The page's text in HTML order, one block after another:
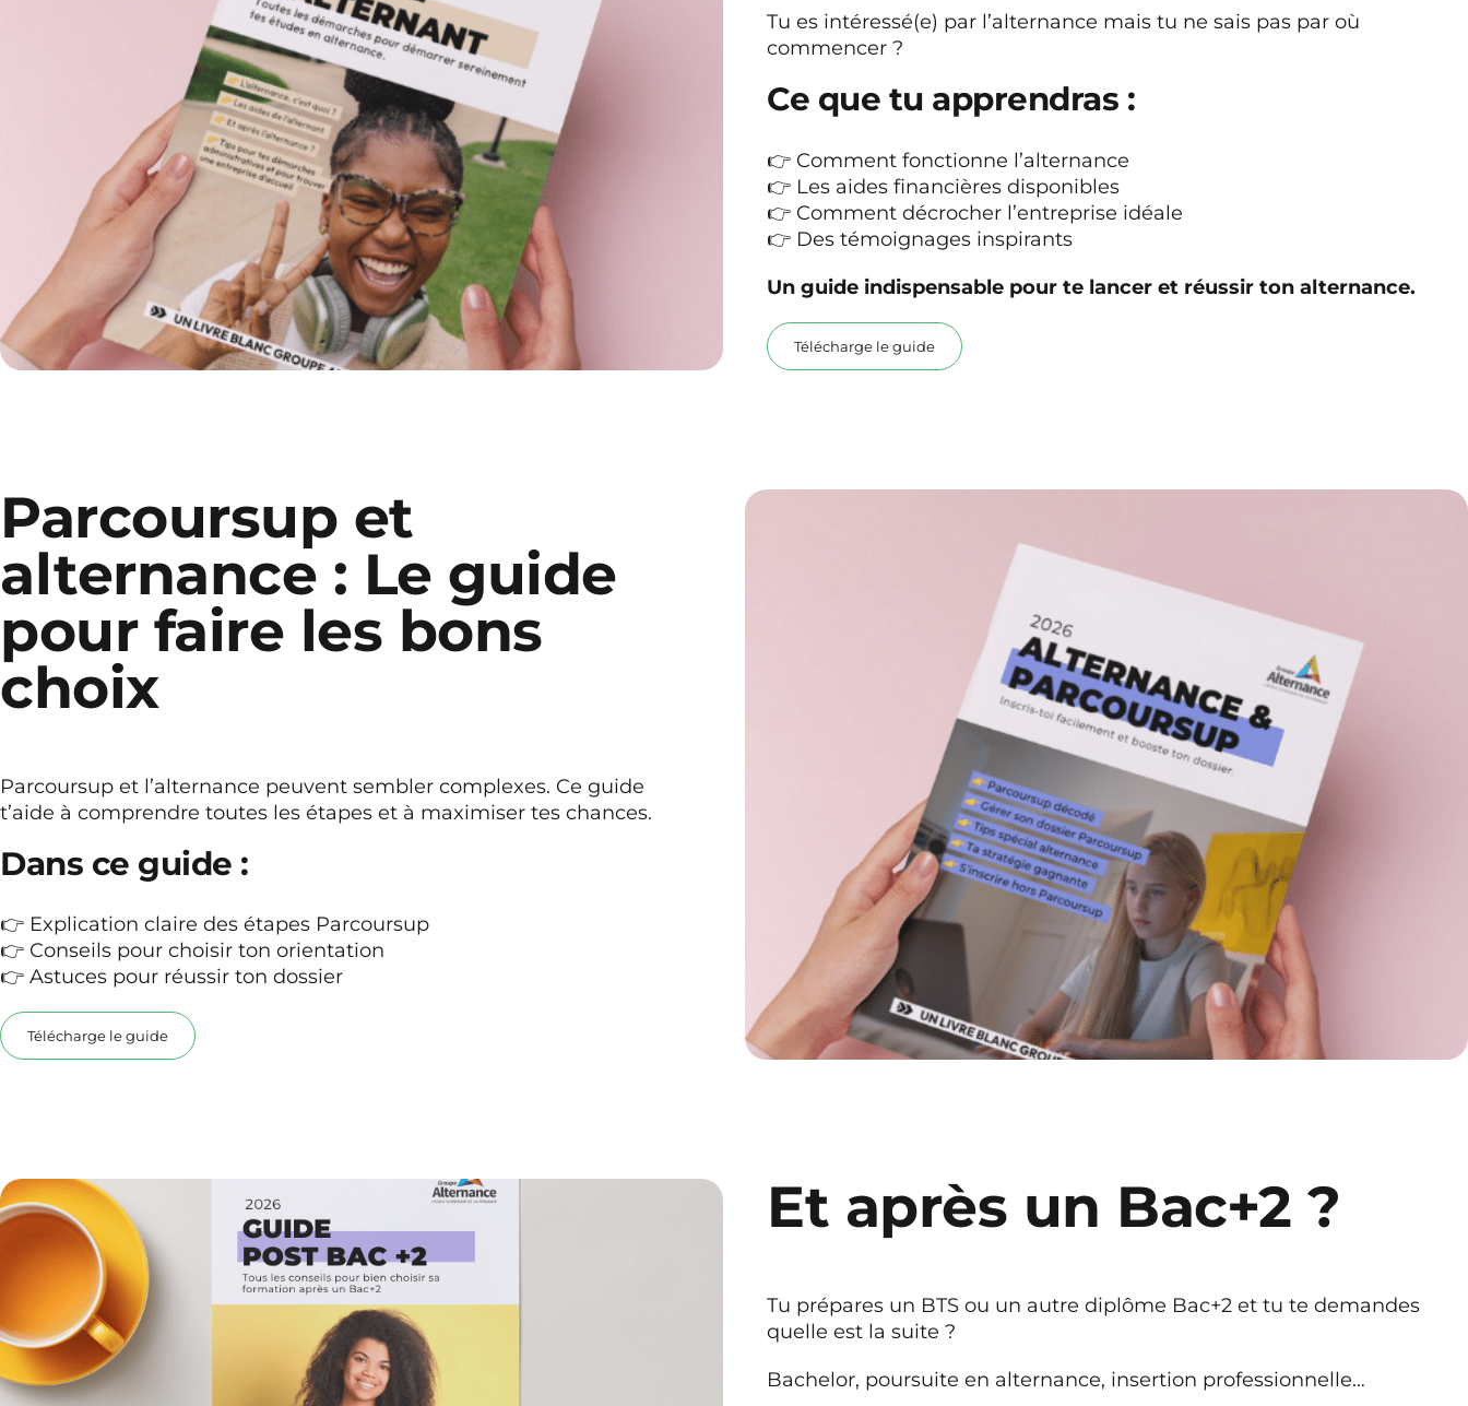
Tu es intéressé(e) par l’alternance mais tu ne sais pas par où
commencer ?
Ce que tu apprendras :
👉 Comment fonctionne l’alternance
👉 Les aides financières disponibles
👉 Comment décrocher l’entreprise idéale
👉 Des témoignages inspirants
Un guide indispensable pour te lancer et réussir ton alternance.
Télécharge le guide
Parcoursup et
alternance : Le guide
pour faire les bons
choix
Parcoursup et l’alternance peuvent sembler complexes. Ce guide
t’aide à comprendre toutes les étapes et à maximiser tes chances.
Dans ce guide :
👉 Explication claire des étapes Parcoursup
👉 Conseils pour choisir ton orientation
👉 Astuces pour réussir ton dossier
Télécharge le guide
Et après un Bac+2 ?
Tu prépares un BTS ou un autre diplôme Bac+2 et tu te demandes
quelle est la suite ?
Bachelor, poursuite en alternance, insertion professionnelle…